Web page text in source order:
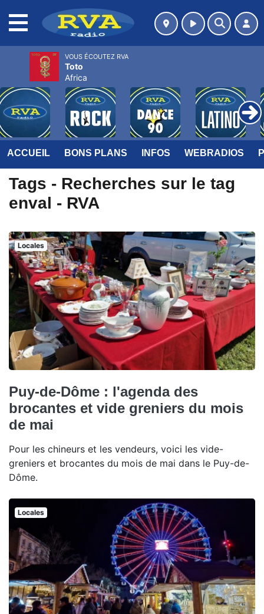
ACCUEIL BONS PLANS INFOS WEBRADIOS
Tags - Recherches sur le tag
enval - RVA
Locales
Puy-de-Dôme : l'agenda des
brocantes et vide greniers du mois
de mai
Pour les chineurs et les vendeurs, voici les vide-
greniers et brocantes du mois de mai dans le Puy-de-
Dôme.
Locales
VOUS ÉCOUTEZ RVA
Toto
Africa